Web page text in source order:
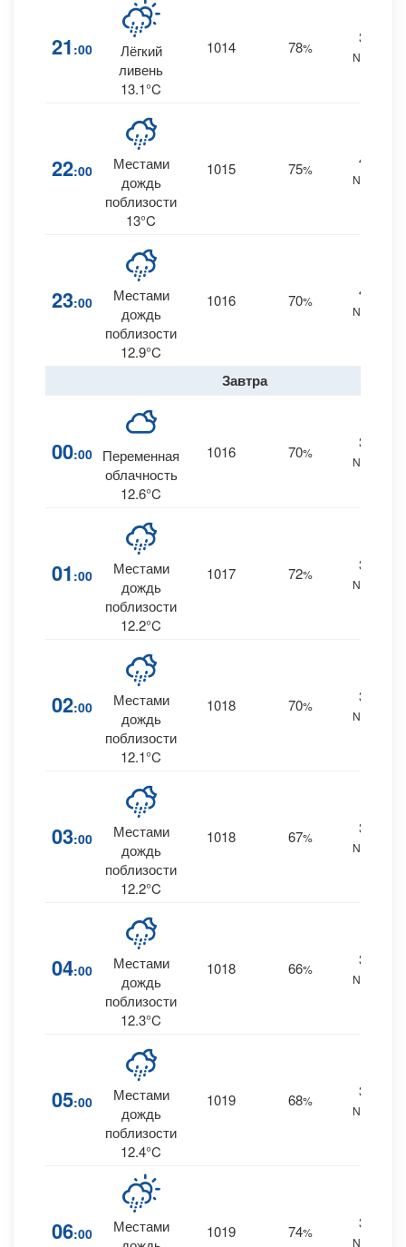
21 :00
Лёгкий
ливень
13.1°C
1014 78%
39
NNW
22:00
Местами
дождь
поблизости
13°C
1015 75%
40
NNW
23:00
Местами
дождь
поблизости
12.9°C
1016 70%
40
NNW
Завтра
00:00
Переменная
облачность
12.6°C
1016 70%
38
NNW
01 :00
Местами
дождь
поблизости
12.2°C
1017 72%
37
NNW
02:00
Местами
дождь
поблизости
12.1°C
1018 70%
37
NNW
03:00
Местами
дождь
поблизости
12.2°C
1018 67%
37
NNW
04:00
Местами
дождь
поблизости
12.3°C
1018 66%
35
NNW
05:00
Местами
дождь
поблизости
12.4°C
1019 68%
33
NNW
06:00
Местами
1019 74%
36
NNW